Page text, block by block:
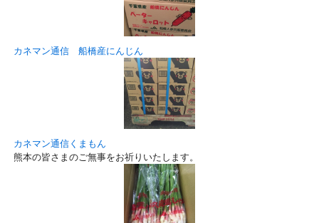
カネマン通信 船橋産にんじん
カネマン通信くまもん
熊本の皆さまのご無事をお祈りいたします。